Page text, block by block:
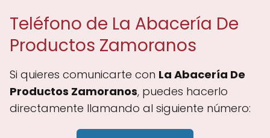
Teléfono de La Abacería De
Productos Zamoranos
Si quieres comunicarte con La Abacería De
Productos Zamoranos, puedes hacerlo
directamente llamando al siguiente número: